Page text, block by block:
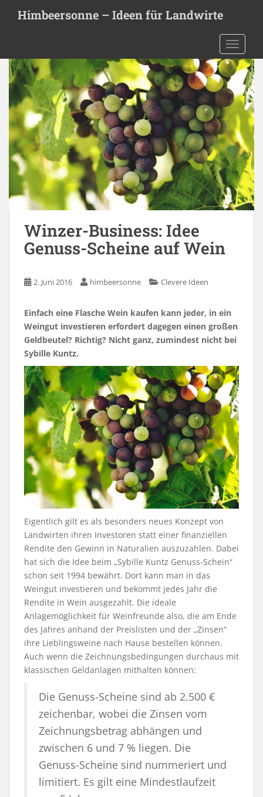
t
Himbeersonne – Ideen für Landwirte
Winzer-Business: Idee
Genuss-Scheine auf Wein
2. Juni 2016 himbeersonne Clevere Ideen
Einfach eine Flasche Wein kaufen kann jeder, in ein
Weingut investieren erfordert dagegen einen großen
Geldbeutel? Richtig? Nicht ganz, zumindest nicht bei
Sybille Kuntz.
Eigentlich gilt es als besonders neues Konzept von
Landwirten ihren Investoren statt einer finanziellen
Rendite den Gewinn in Naturalien auszuzahlen. Dabei
hat sich die Idee beim „Sybille Kuntz Genuss-Schein“
schon seit 1994 bewährt. Dort kann man in das
Weingut investieren und bekommt jedes Jahr die
Rendite in Wein ausgezahlt. Die ideale
Anlagemöglichkeit für Weinfreunde also, die am Ende
des Jahres anhand der Preislisten und der „Zinsen“
ihre Lieblingsweine nach Hause bestellen können.
Auch wenn die Zeichnungsbedingungen durchaus mit
klassischen Geldanlagen mithalten können:
Die Genuss-Scheine sind ab 2.500 €
zeichenbar, wobei die Zinsen vom
Zeichnungsbetrag abhängen und
zwischen 6 und 7 % liegen. Die
Genuss-Scheine sind nummeriert und
limitiert. Es gilt eine Mindestlaufzeit